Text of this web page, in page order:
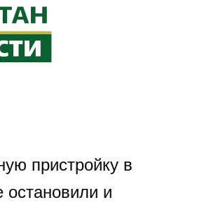
пристройку в
остановили и